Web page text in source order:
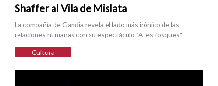
Shaffer al Vila de Mislata
La compañía de Gandia revela el lado más irónico de las
relaciones humanas con su espectáculo "A les fosques".
Cultura